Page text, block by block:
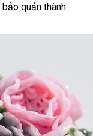
quản thành